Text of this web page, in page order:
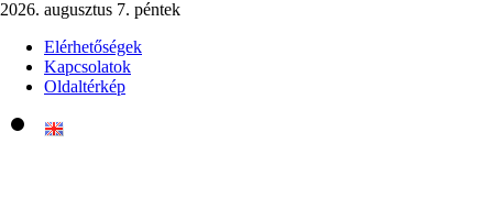
2026. augusztus 7. péntek
Elérhetőségek
Kapcsolatok
Oldaltérkép